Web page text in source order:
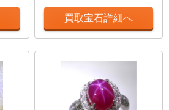
買取宝石詳細へ